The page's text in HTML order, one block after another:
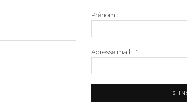
Prénom :
Adresse mail : *